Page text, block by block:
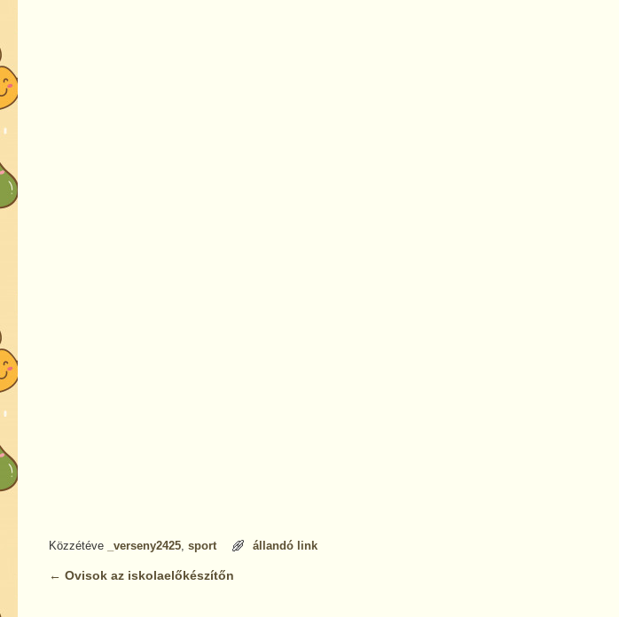
Közzétéve _verseny2425 sport állandó link
Bejegyzés navigáció
← Ovisok az iskolaelőkészítőn